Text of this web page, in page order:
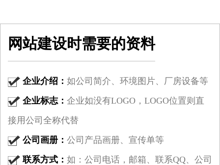
网站建设时需要的资料
企业介绍： 如公司简介、环境图片、厂房设备等
企业标志： 企业如没有LOGO，LOGO位置则直
接用公司全称代替
公司画册： 公司产品画册、宣传单等
联系方式： 如：公司电话，邮箱、联系QQ、公司